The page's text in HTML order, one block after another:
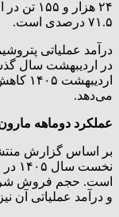
۲۴
۷۱.۵ درصدی است.
می‌دهد.
عملکرد دوماهه
بر اساس گزارش
و درآمد عملیاتی آن نیز ۷۵ هزار و ۵۷۲ میلیارد ریال ثبت شد.